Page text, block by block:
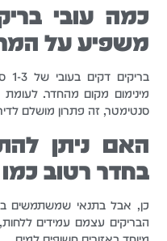
כמה עובי
משפיע על
סנטימטר, זה פתרון מושלם
האם ניתן
בחדר רטוב
כן, אבל בתנאי שמשתמשים
הבריקים עצמם עמידים